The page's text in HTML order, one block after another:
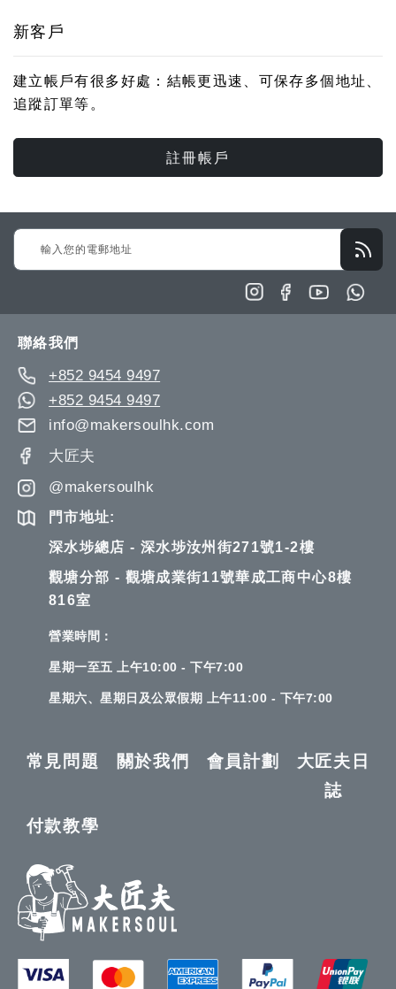
新客戶
建立帳戶有很多好處：結帳更迅速、可保存多個地址、
追蹤訂單等。
註冊帳戶
Sign
Up
聯絡我們
+852 9454 9497
+852 9454 9497
info@makersoulhk.com
大匠夫
@makersoulhk
門市地址:
深水埗總店 - 深水埗汝州街271號1-2樓
觀塘分部 - 觀塘成業街11號華成工商中心8樓
816室
營業時間：
星期一至五 上午10:00 - 下午7:00
星期六、星期日及公眾假期 上午11:00 - 下午7:00
常見問題 關於我們 會員計劃
大匠夫日
誌
付款教學